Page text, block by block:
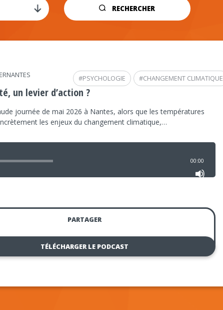
RECHERCHER
#CHANGEMENT CLIMATIQUE
#PSYCHOLOGIE
un levier d’action ?
journée de mai 2026 à Nantes, alors que les températures
les enjeux du changement climatique,…
00:00
PARTAGER
TÉLÉCHARGER LE PODCAST